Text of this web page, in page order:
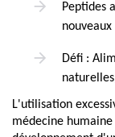
Peptides
Défi :
L'utilisation
médecine